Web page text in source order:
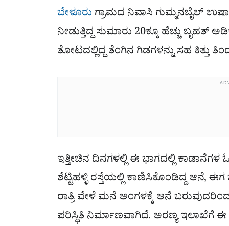
ಬೇಳೂರು ಗ್ರಾಮದ ನಿವಾಸಿ ಗುಮ್ಮನಬೈಲ್
ನೀಡುತ್ತಿದ್ದ ಸುಮಾರು 20ಕ್ಕೂ ಹೆಚ್ಚು
ತೋಟದಲ್ಲಿದ್ದ ತೆಂಗಿನ ಗಿಡಗಳನ್ನು ಸಹ ಕಿತ್ತು
ಇತ್ತೀಚಿನ ದಿನಗಳಲ್ಲಿ ಈ ಭಾಗದಲ್ಲಿ ಕಾಡಾನೆಗಳ
ಶೆಟ್ಟಿಹಳ್ಳಿ ರಸ್ತೆಯಲ್ಲಿ ಕಾಣಿಸಿಕೊಂಡಿದ್ದ ಆನೆ,
ರಾತ್ರಿ ವೇಳೆ ಮನೆ ಅಂಗಳಕ್ಕೆ ಆನೆ
ಪರಿಸ್ಥಿತಿ ನಿರ್ಮಾಣವಾಗಿದೆ. ಅರಣ್ಯ ಇಲಾಖೆಗೆ ಈ